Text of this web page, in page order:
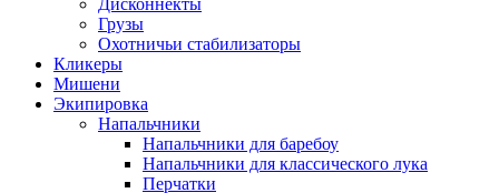
Грузы
Охотничьи стабилизаторы
Кликеры
Мишени
Экипировка
Напальчники
Напальчники для баребоу
Напальчники для классического лука
Перчатки